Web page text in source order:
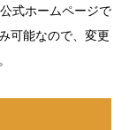
式ホームページで
可能なので、変更